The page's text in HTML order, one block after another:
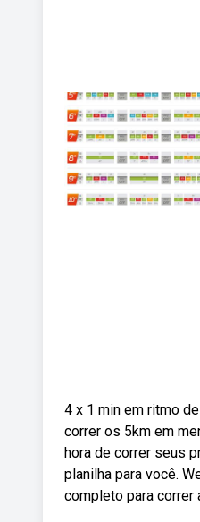
4 x 1 min em ritmo
correr os 5km em
hora de correr seus
planilha para você.
completo para correr